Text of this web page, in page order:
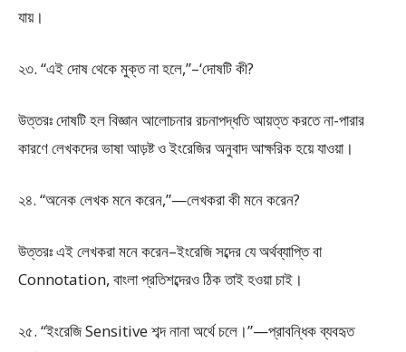
যায়।
২৩. “এই দোষ থেকে মুক্ত না হলে,”–‘দোষটি কী?
উত্তরঃ দোষটি হল বিজ্ঞান আলোচনার রচনাপদ্ধতি আয়ত্ত করতে না-পারার
কারণে লেখকদের ভাষা আড়ষ্ট ও ইংরেজির অনুবাদ আক্ষরিক হয়ে যাওয়া।
২৪. “অনেক লেখক মনে করেন,”—লেখকরা কী মনে করেন?
উত্তরঃ এই লেখকরা মনে করেন–ইংরেজি সব্দের যে অর্থব্যাপ্তি বা
Connotation, বাংলা প্রতিশব্দেরও ঠিক তাই হওয়া চাই।
২৫. “ইংরেজি Sensitive শব্দ নানা অর্থে চলে।”—প্রাবন্ধিক ব্যবহৃত